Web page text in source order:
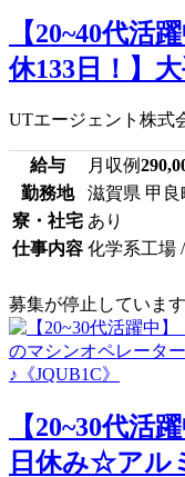
【20~40代活
休133日！】
UTエージェント株式
給与 月収例
勤務地
滋賀県 甲良
寮・社宅 あり
仕事内容 化学系工場
募集が停止しています
【20~30代活
日休み☆アル